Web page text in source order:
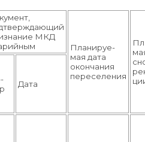
МКД
Планируе-
мая дата
окончания
переселения
Дата